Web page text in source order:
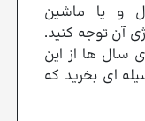
و یا ماشین
آن توجه کنید.
سال ها از این
ای بخرید که